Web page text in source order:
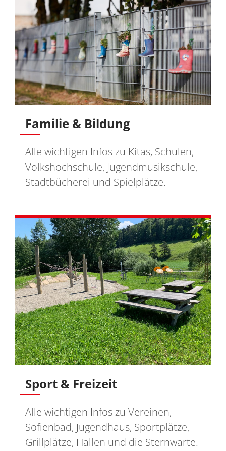
Familie & Bildung
Alle wichtigen Infos zu Kitas, Schulen,
Volkshochschule, Jugendmusikschule,
Stadtbücherei und Spielplätze.
Sport & Freizeit
Alle wichtigen Infos zu Vereinen,
Sofienbad, Jugendhaus, Sportplätze,
Grillplätze, Hallen und die Sternwarte.